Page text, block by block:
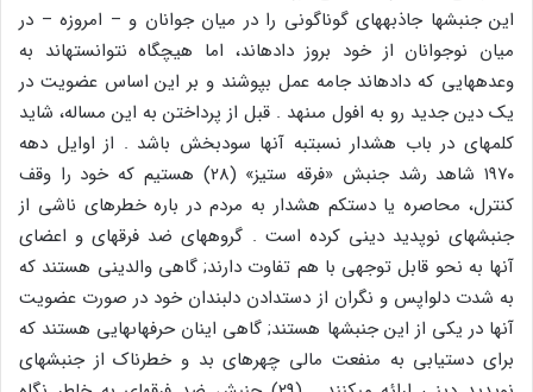
این جنبش‏ها جاذبه‏هاى گوناگونى را در میان جوانان و – امروزه – در
میان نوجوانان از خود بروز داده‏اند، اما هیچ‏گاه نتوانسته‏اند به
وعده‏هایى که داده‏اند جامه عمل بپوشند و بر این اساس عضویت در
یک دین جدید رو به افول مى‏نهد . قبل از پرداختن به این مساله، شاید
کلمه‏اى در باب هشدار نسبت‏به آن‏ها سودبخش باشد . از اوایل دهه
۱۹۷۰ شاهد رشد جنبش «فرقه ستیز» (28) هستیم که خود را وقف
کنترل، محاصره یا دست‏کم هشدار به مردم در باره خطرهاى ناشى از
جنبش‏هاى نوپدید دینى کرده است . گروه‏هاى ضد فرقه‏اى و اعضاى
آن‏ها به نحو قابل توجهى با هم تفاوت دارند; گاهى والدینى هستند که
به شدت دلواپس و نگران از دست‏دادن دلبندان خود در صورت عضویت
آن‏ها در یکى از این جنبش‏ها هستند; گاهى اینان حرفه‏اى‏هایى هستند که
براى دستیابى به منفعت مالى چهره‏اى بد و خطرناک از جنبش‏هاى